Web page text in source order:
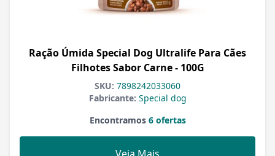
Ração Úmida Special Dog Ultralife Para Cães
Filhotes Sabor Carne - 100G
SKU: 7898242033060
Fabricante: Special dog
Encontramos6 ofertas